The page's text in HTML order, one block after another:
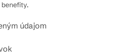
údajom